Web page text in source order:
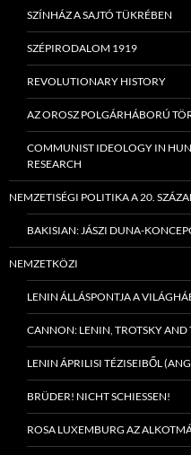
SZÍNHÁZ A SAJTÓ TÜKRÉBEN
SZÉPIRODALOM 1919
REVOLUTIONARY HISTORY
AZ OROSZ POLGÁRHÁBORÚ
COMMUNIST IDEOLOGY IN
RESEARCH
NEMZETISÉGI POLITIKA A 20.
BAKISIAN: JÁSZI DUNA-
NEMZETKÖZI
LENIN ÁLLÁSPONTJA A
CANNON: LENIN, TROTSKY AND
LENIN ÁPRILISI TÉZISEIBŐL
BRÜDER! NICHT SCHIESSEN!
ROSA LUXEMBURG AZ